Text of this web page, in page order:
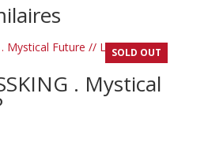
SOLD OUT
. Mystical